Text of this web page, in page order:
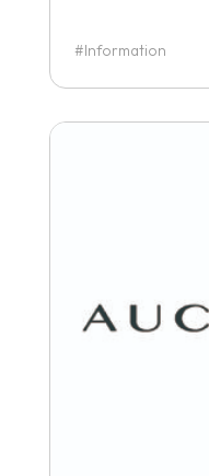
Information